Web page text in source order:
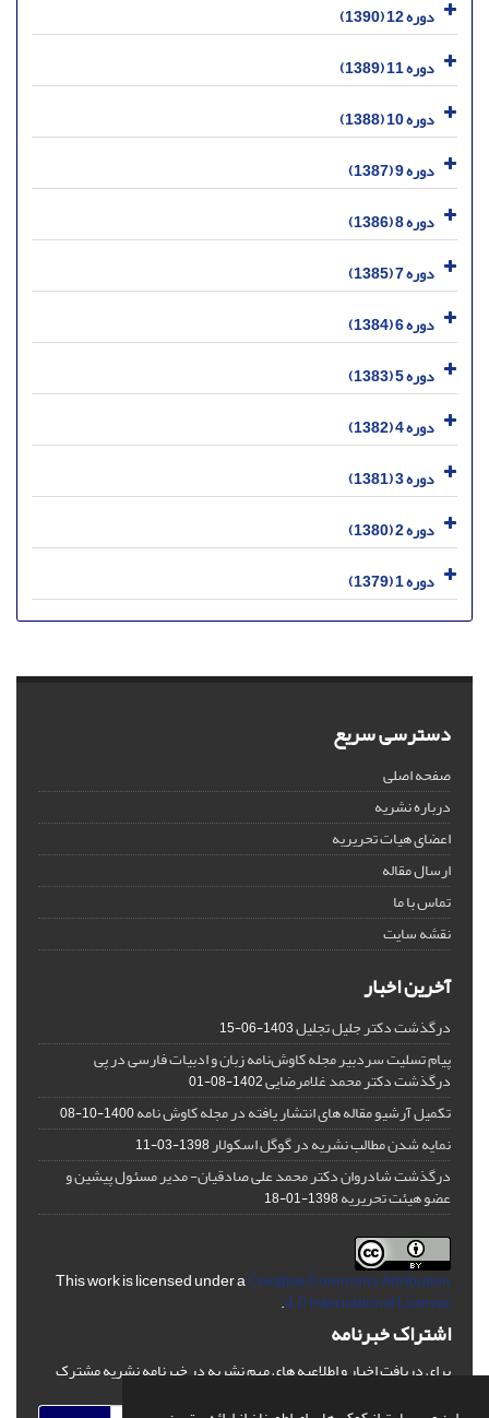
دوره 12 (1390)
دوره 11 (1389)
دوره 10 (1388)
دوره 9 (1387)
دوره 8 (1386)
دوره 7 (1385)
دوره 6 (1384)
دوره 5 (1383)
دوره 4 (1382)
دوره 3 (1381)
دوره 2 (1380)
دوره 1 (1379)
دسترسی سریع
صفحه اصلی
درباره نشریه
اعضای هیات تحریریه
ارسال مقاله
تماس با ما
نقشه سایت
آخرین اخبار
درگذشت دکتر جلیل تجلیل1403-06-15
پیام تسلیت سردبیر مجله کاوش‌نامه زبان و ادبیات فارسی در پی
درگذشت دکتر محمد غلامرضایی1402-08-01
تکمیل آرشیو مقاله های انتشار یافته در مجله کاوش نامه1400-10-08
نمایه شدن مطالب نشریه در گوگل اسکولار1398-03-11
درگذشت شادروان دکتر محمد علی صادقیان- مدیر مسئول پیشین و
عضو هیئت تحریریه1398-01-18
This work is licensed under aCreative Commons Attribution
4.0 International License
.
اشتراک خبرنامه
برای دریافت اخبار و اطلاعیه های مهم نشریه در خبرنامه نشریه مشترک